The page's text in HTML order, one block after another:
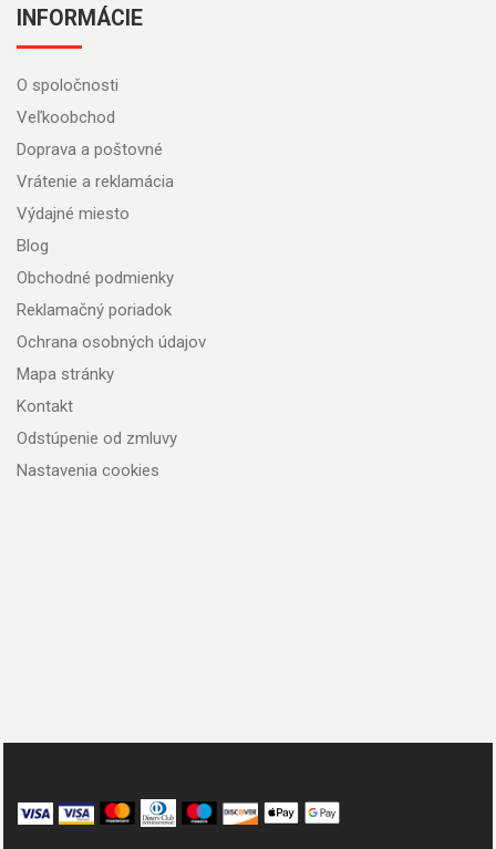
INFORMÁCIE
O spoločnosti
Veľkoobchod
Doprava a poštovné
Vrátenie a reklamácia
Výdajné miesto
Blog
Obchodné podmienky
Reklamačný poriadok
Ochrana osobných údajov
Mapa stránky
Kontakt
Odstúpenie od zmluvy
Nastavenia cookies